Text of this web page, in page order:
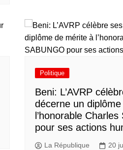
Politique
Beni: L’AVRP
décerne un
l’honorable
pour ses actions
La République 20